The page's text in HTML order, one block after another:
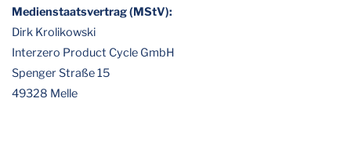
Medienstaatsvertrag (MStV):
Dirk Krolikowski
Interzero Product Cycle GmbH
Spenger Straße 15
49328 Melle